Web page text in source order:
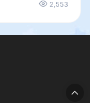
2,553